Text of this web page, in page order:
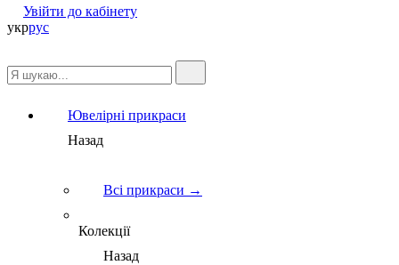
Увійти до кабінету
укррус
Ювелірні прикраси
Назад
Всі прикраси →
Колекції
Назад